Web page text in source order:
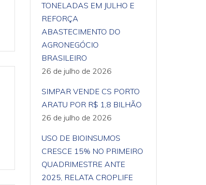
TONELADAS EM JULHO E
REFORÇA
ABASTECIMENTO DO
AGRONEGÓCIO
BRASILEIRO
26 de julho de 2026
SIMPAR VENDE CS PORTO
ARATU POR R$ 1,8 BILHÃO
26 de julho de 2026
USO DE BIOINSUMOS
CRESCE 15% NO PRIMEIRO
QUADRIMESTRE ANTE
2025, RELATA CROPLIFE